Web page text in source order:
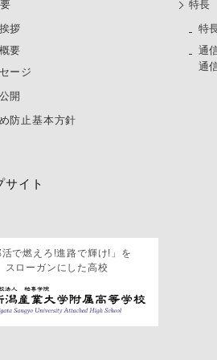
拶
要
ージ
開
防止基本方針
特長
特
通
通
サイト
活で燃えろ!進路で輝け!」を
スローガンにした高校